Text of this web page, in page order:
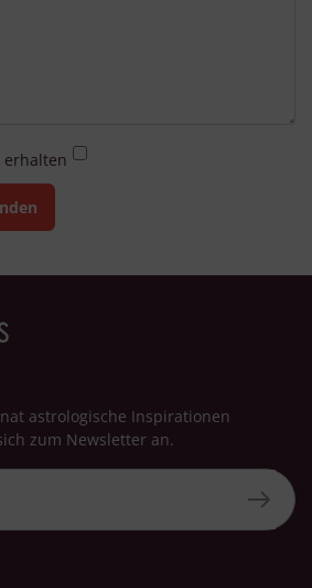
erhalten
astrologische Inspirationen
zum Newsletter an.